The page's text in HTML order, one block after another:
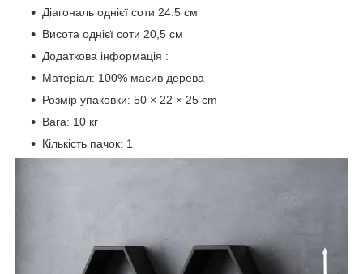
Діагональ однієї соти 24.5 см
Висота однієї соти 20,5 см
Додаткова інформація :
Матеріал: 100% масив дерева
Розмір упаковки: 50 × 22 × 25 cm
Вага: 10 кг
Кількість пачок: 1